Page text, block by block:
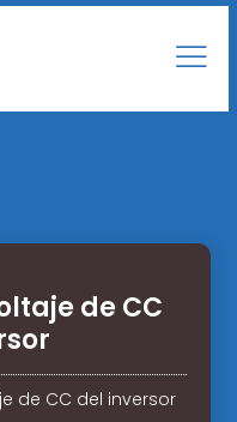
de CC
de CC del inversor